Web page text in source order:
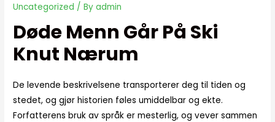
Uncategorized / Byadmin
Døde Menn Går På Ski
Knut Nærum
De levende beskrivelsene transporterer deg til tiden og
stedet, og gjør historien føles umiddelbar og ekte.
Forfatterens bruk av språk er mesterlig, og vever sammen